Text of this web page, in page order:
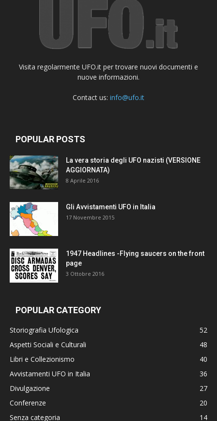
Visita regolarmente UFO.it per trovare nuovi documenti e
nuove informazioni.
Contact us: info@ufo.it
POPULAR POSTS
La vera storia degli UFO nazisti (VERSIONE
AGGIORNATA)
8 Aprile 2016
Gli Avvistamenti UFO in Italia
17 Novembre 2015
1947 Headlines -Flying saucers on the front
page
3 Ottobre 2016
POPULAR CATEGORY
Storiografia Ufologica
52
Aspetti Sociali e Culturali
48
Libri e Collezionismo
40
Avvistamenti UFO in Italia
36
Divulgazione
27
Conferenze
20
Senza categoria
14